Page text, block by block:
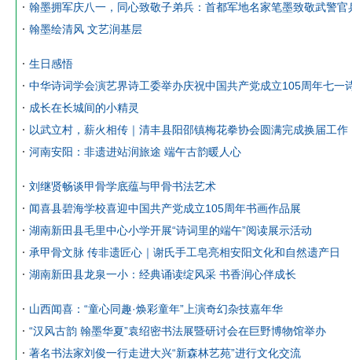
翰墨拥军庆八一，同心致敬子弟兵：首都军地名家笔墨致敬武警官
翰墨绘清风 文艺润基层
生日感悟
中华诗词学会演艺界诗工委举办庆祝中国共产党成立105周年七一
成长在长城间的小精灵
以武立村，薪火相传｜清丰县阳邵镇梅花拳协会圆满完成换届工作
河南安阳：非遗进站润旅途 端午古韵暖人心
刘继贤畅谈甲骨学底蕴与甲骨书法艺术
闻喜县碧海学校喜迎中国共产党成立105周年书画作品展
湖南新田县毛里中心小学开展“诗词里的端午”阅读展示活动
承甲骨文脉 传非遗匠心｜谢氏手工皂亮相安阳文化和自然遗产日
湖南新田县龙泉一小：经典诵读绽风采 书香润心伴成长
山西闻喜：“童心同趣·焕彩童年”上演奇幻杂技嘉年华
“汉风古韵 翰墨华夏”袁绍密书法展暨研讨会在巨野博物馆举办
著名书法家刘俊一行走进大兴“新森林艺苑”进行文化交流